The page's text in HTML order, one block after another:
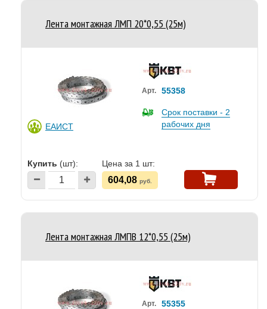
Лента монтажная ЛМП 20*0,55 (25м)
ЕАИСТ
Арт. 55358
Срок поставки - 2
рабочих дня
Купить (шт): Цена за 1 шт:
604,08 руб.
Лента монтажная ЛМПВ 12*0,55 (25м)
Арт. 55355